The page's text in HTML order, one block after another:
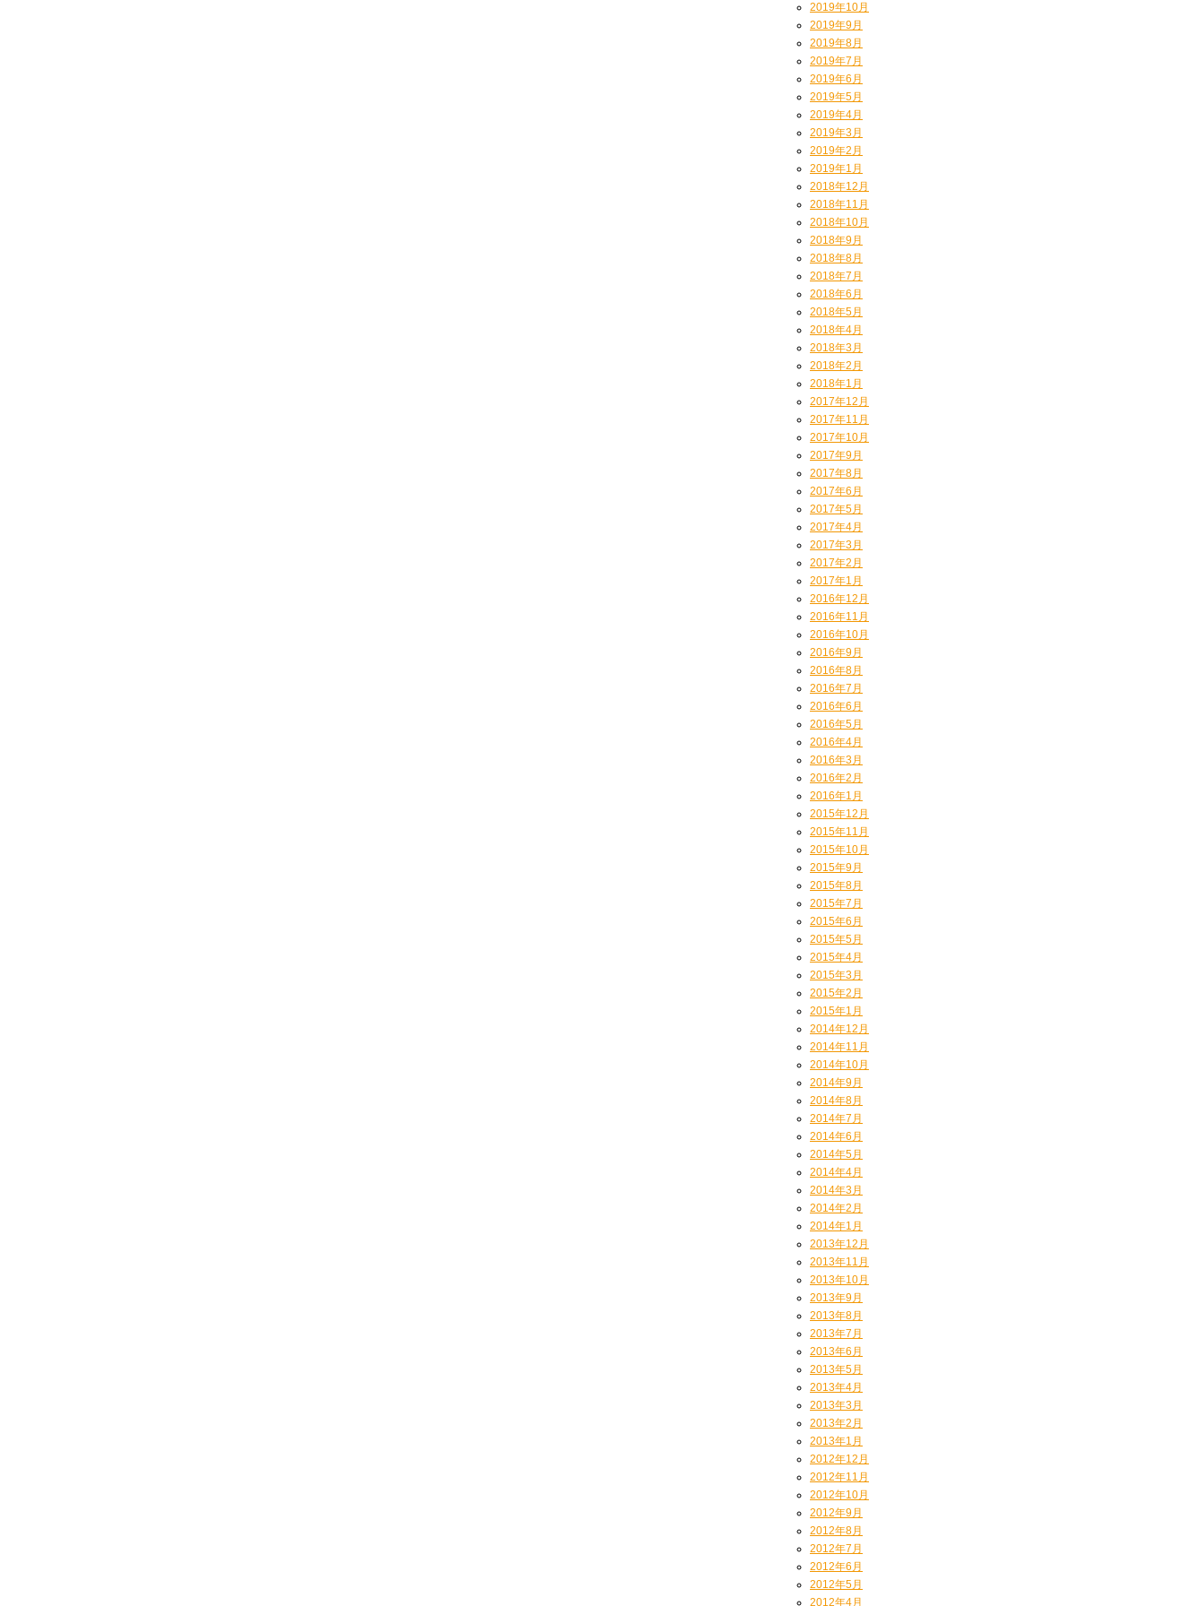
2019年10月
2019年9月
2019年8月
2019年7月
2019年6月
2019年5月
2019年4月
2019年3月
2019年2月
2019年1月
2018年12月
2018年11月
2018年10月
2018年9月
2018年8月
2018年7月
2018年6月
2018年5月
2018年4月
2018年3月
2018年2月
2018年1月
2017年12月
2017年11月
2017年10月
2017年9月
2017年8月
2017年6月
2017年5月
2017年4月
2017年3月
2017年2月
2017年1月
2016年12月
2016年11月
2016年10月
2016年9月
2016年8月
2016年7月
2016年6月
2016年5月
2016年4月
2016年3月
2016年2月
2016年1月
2015年12月
2015年11月
2015年10月
2015年9月
2015年8月
2015年7月
2015年6月
2015年5月
2015年4月
2015年3月
2015年2月
2015年1月
2014年12月
2014年11月
2014年10月
2014年9月
2014年8月
2014年7月
2014年6月
2014年5月
2014年4月
2014年3月
2014年2月
2014年1月
2013年12月
2013年11月
2013年10月
2013年9月
2013年8月
2013年7月
2013年6月
2013年5月
2013年4月
2013年3月
2013年2月
2013年1月
2012年12月
2012年11月
2012年10月
2012年9月
2012年8月
2012年7月
2012年6月
2012年5月
2012年4月